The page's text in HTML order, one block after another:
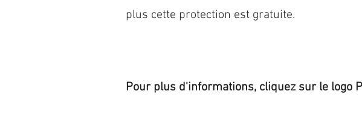
plus cette protection est gratuite.
Pour plus d'informations, cliquez sur le logo